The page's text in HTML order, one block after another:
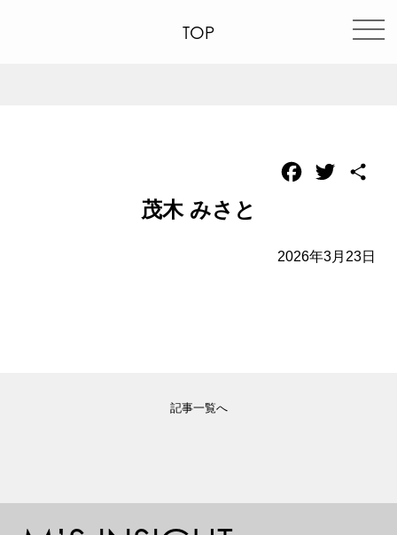
TOP
Facebook
Twitter
茂木 みさと
2026年3月23日
記事一覧へ